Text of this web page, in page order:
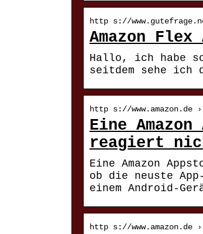
http s://
Amazon
Hallo, ich habe so
seitdem sehe ich
http s://www.amazon.de
Eine
reagiert
Eine Amazon
ob die neuste
einem Android-
http s://www.amazon.de